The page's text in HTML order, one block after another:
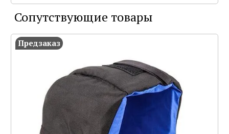
Сопутствующие товары
Предзаказ